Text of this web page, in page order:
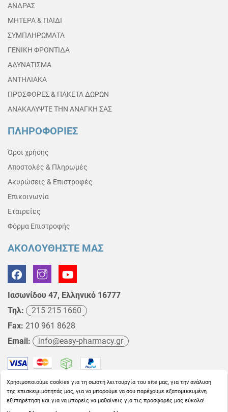
ΑΝΔΡΑΣ
ΜΗΤΕΡΑ & ΠΑΙΔΙ
ΣΥΜΠΛΗΡΩΜΑΤΑ
ΓΕΝΙΚΗ ΦΡΟΝΤΙΔΑ
ΑΔΥΝΑΤΙΣΜΑ
ΑΝΤΗΛΙΑΚΑ
ΠΡΟΣΦΟΡΕΣ & ΠΑΚΕΤΑ ΔΩΡΩΝ
ΑΝΑΚΑΛΥΨΤΕ ΤΗΝ ΑΝΑΓΚΗ ΣΑΣ
ΠΛΗΡΟΦΟΡΙΕΣ
Όροι χρήσης
Αποστολές & Πληρωμές
Ακυρώσεις & Επιστροφές
Επικοινωνία
Εταιρείες
Φόρμα Επιστροφής
ΑΚΟΛΟΥΘΗΣΤΕ ΜΑΣ
Ιασωνίδου 47, Ελληνικό 16777
Τηλ:
215 215 1660
Fax: 210 961 8628
Email:
info@easy-pharmacy.gr
Χρησιμοποιούμε cookies για τη σωστή λειτουργία του site μας, για την ανάλυση
της επισκεψιμότητάς μας, για να μπορούμε να σου παρέχουμε εξατομικευμένη
εξυπηρέτηση και για να μπορείς να μαθαίνεις για τις προσφορές μας εύκολα!